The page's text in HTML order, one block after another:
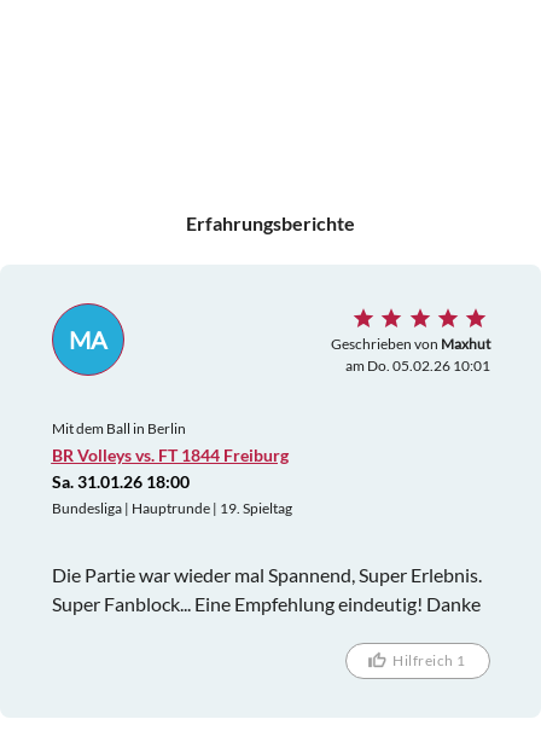
Erfahrungsberichte
MA Geschrieben von Maxhut
am Do. 05.02.26 10:01
Mit dem Ball in Berlin
BR Volleys vs. FT 1844 Freiburg
Sa. 31.01.26 18:00
Bundesliga | Hauptrunde | 19. Spieltag
Die Partie war wieder mal Spannend, Super Erlebnis.
Super Fanblock... Eine Empfehlung eindeutig! Danke
Hilfreich 1